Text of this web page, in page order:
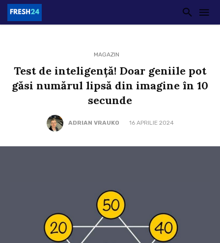
MAGAZIN
Test de inteligență! Doar geniile pot
găsi numărul lipsă din imagine în 10
secunde
ADRIAN VRAUKO 16 APRILIE 2024